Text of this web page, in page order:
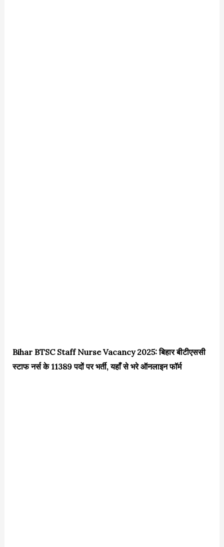
Bihar BTSC Staff Nurse Vacancy 2025: बिहार बीटीएससी
स्टाफ नर्स के 11389 पदों पर भर्ती, यहाँ से भरे ऑनलाइन फॉर्म